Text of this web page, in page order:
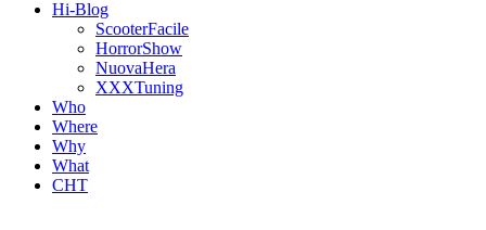
Hi-Blog
ScooterFacile
HorrorShow
NuovaHera
XXXTuning
Who
Where
Why
What
CHT